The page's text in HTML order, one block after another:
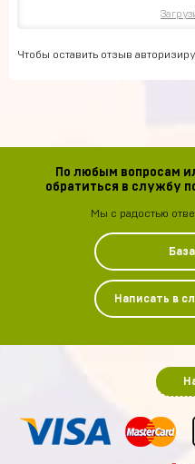
Чтобы оставить отзыв
По любым вопросам
обратиться в службу
Мы с радостью
Написать в